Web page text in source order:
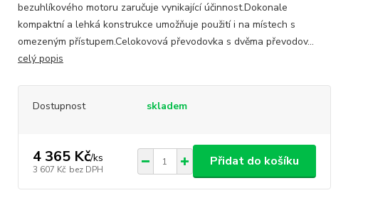
bezuhlíkového motoru zaručuje vynikající účinnost.Dokonale
kompaktní a lehká konstrukce umožňuje použití i na místech s
omezeným přístupem.Celokovová převodovka s dvěma převodov...
celý popis
Dostupnost skladem
4 365 Kč/ks
3 607 Kč bez DPH
Přidat do košíku